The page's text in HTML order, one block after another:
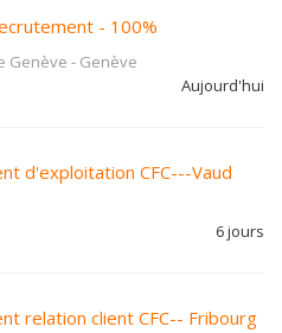
- 100%
Genève - Genève
Aujourd'hui
d'exploitation CFC---Vaud
6 jours
relation client CFC-- Fribourg